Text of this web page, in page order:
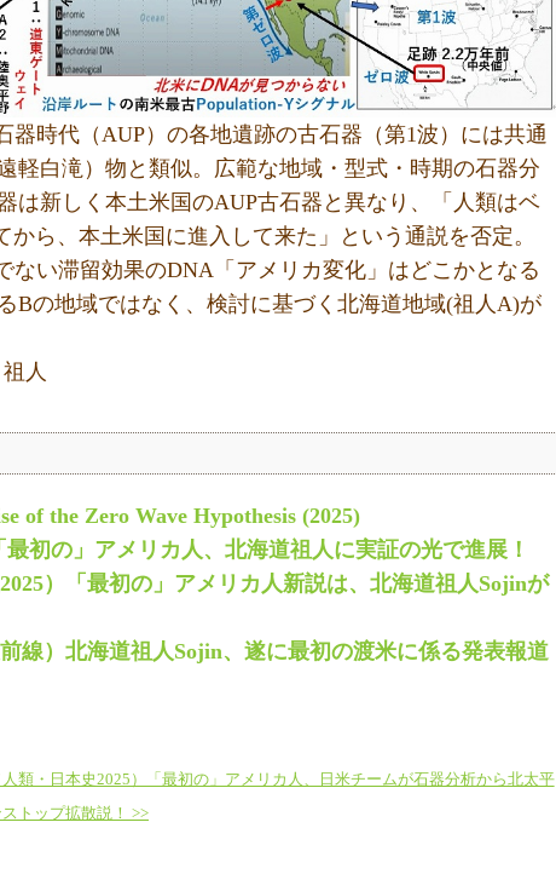
器時代（AUP）の各地遺跡の古石器（第1波）には共通
軽白滝）物と類似。広範な地域・型式・時期の石器分
は新しく本土米国のAUP古石器と異なり、「人類はベ
から、本土米国に進入して来た」という通説を否定。
ない滞留効果のDNA「アメリカ変化」はどこかとなる
Bの地域ではなく、検討に基づく北海道地域(祖人A)が
人
of the Zero Wave Hypothesis (2025)
初の」アメリカ人、北海道祖人に実証の光で進展！
）「最初の」アメリカ人新説は、北海道祖人Sojinが
線）北海道祖人Sojin、遂に最初の渡米に係る発表報道
類・日本史2025）「最初の」アメリカ人、日米チームが石器分析から北太平
トップ拡散説！ >>